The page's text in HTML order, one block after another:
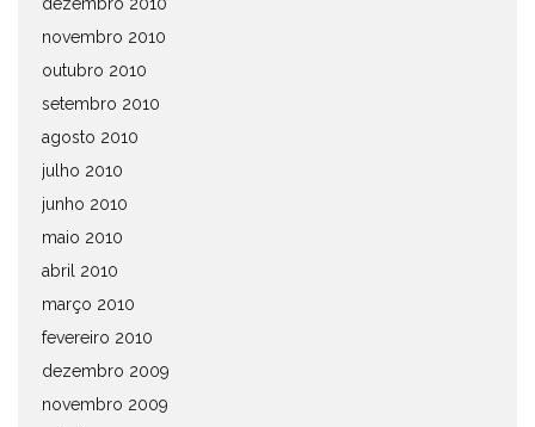
dezembro 2010
novembro 2010
outubro 2010
setembro 2010
agosto 2010
julho 2010
junho 2010
maio 2010
abril 2010
março 2010
fevereiro 2010
dezembro 2009
novembro 2009